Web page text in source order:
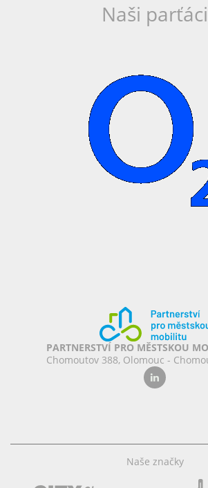
Naši parťáci
PARTNERSTVÍ PRO MĚSTSKOU
Chomoutov 388, Olomouc -
Naše značky